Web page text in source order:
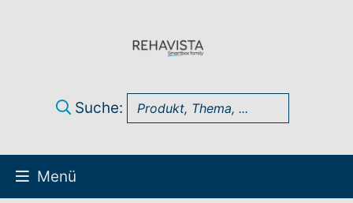
Suche:
Menü